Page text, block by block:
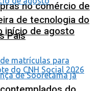
no comércio de
Pais
de tecnologia do
início de agosto